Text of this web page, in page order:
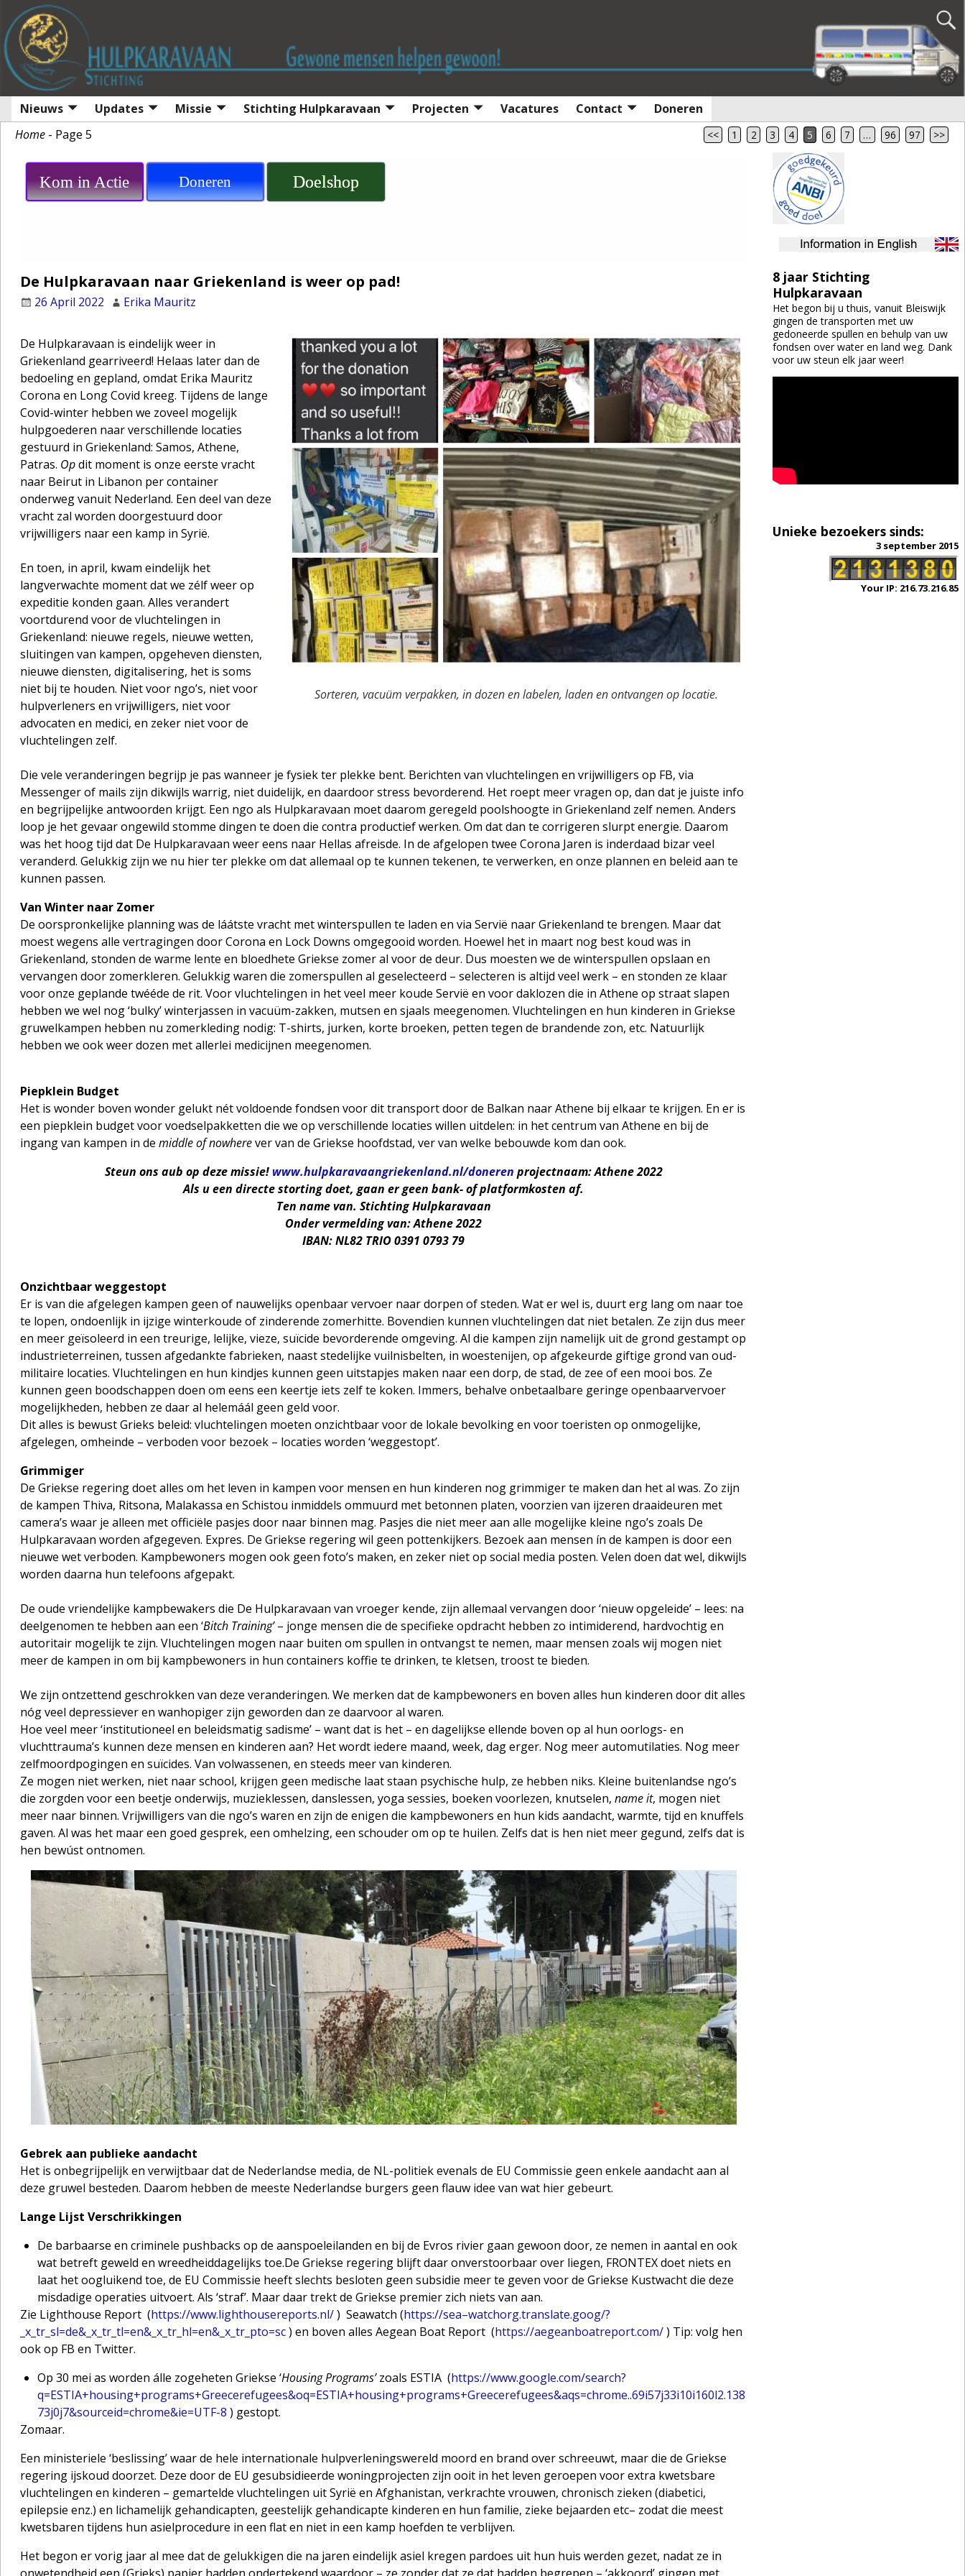
Nieuws Updates Missie Stichting Hulpkaravaan Projecten Vacatures Contact
Doneren
Home - Page 5 << 1 2 3 4 5 6 7 … 96 97 >>
Kom in Actie Doneren Doelshop
De Hulpkaravaan naar Griekenland is weer op pad!
26 April 2022 Erika Mauritz
Sorteren, vacuüm verpakken, in dozenen labelen, laden en ontvangen op locatie.
De Hulpkaravaan is eindelijk weer in
Griekenland gearriveerd! Helaas later dan de
bedoeling en gepland, omdat Erika Mauritz
Corona en Long Covid kreeg. Tijdens de lange
Covid-winter hebben we zoveel mogelijk
hulpgoederen naar verschillende locaties
gestuurd in Griekenland: Samos, Athene,
Patras. Opdit moment is onze eerste vracht
naar Beirut in Libanon per container
onderweg vanuit Nederland. Een deel van deze
vracht zal worden doorgestuurd door
vrijwilligers naar een kamp in Syrië.
En toen, in april, kwam eindelijk het
langverwachte moment dat we zélf weer op
expeditie konden gaan. Alles verandert
voortdurend voor de vluchtelingen in
Griekenland: nieuwe regels, nieuwe wetten,
sluitingen van kampen, opgeheven diensten,
nieuwe diensten, digitalisering, het is soms
niet bij te houden. Niet voor ngo’s, niet voor
hulpverleners en vrijwilligers, niet voor
advocaten en medici, en zeker niet voor de
vluchtelingen zelf.
Die vele veranderingen begrijp je pas wanneer je fysiek ter plekke bent. Berichten van vluchtelingen en vrijwilligers op FB, via
Messenger of mails zijn dikwijls warrig, niet duidelijk, en daardoor stress bevorderend. Het roept meer vragen op, dan dat je juiste info
en begrijpelijke antwoorden krijgt. Een ngo als Hulpkaravaan moet daarom geregeld poolshoogte in Griekenland zelf nemen. Anders
loop je het gevaar ongewild stomme dingen te doen die contra productief werken. Om dat dan te corrigeren slurpt energie. Daarom
was het hoog tijd dat De Hulpkaravaan weer eens naar Hellas afreisde. In de afgelopen twee Corona Jaren is inderdaad bizar veel
veranderd. Gelukkig zijn we nu hier ter plekke om dat allemaal op te kunnen tekenen, te verwerken, en onze plannen en beleid aan te
kunnen passen.
Van Winter naar Zomer
De oorspronkelijke planning was de láátste vracht met winterspullen te laden en via Servië naar Griekenland te brengen. Maar dat
moest wegens alle vertragingen door Corona en Lock Downs omgegooid worden. Hoewel het in maart nog best koud was in
Griekenland, stonden de warme lente en bloedhete Griekse zomer al voor de deur. Dus moesten we de winterspullen opslaan en
vervangen door zomerkleren. Gelukkig waren die zomerspullen al geselecteerd – selecteren is altijd veel werk – en stonden ze klaar
voor onze geplande twééde de rit. Voor vluchtelingen in het veel meer koude Servië en voor daklozen die in Athene op straat slapen
hebben we wel nog ‘bulky’ winterjassen in vacuüm-zakken, mutsen en sjaals meegenomen. Vluchtelingen en hun kinderen in Griekse
gruwelkampen hebben nu zomerkleding nodig: T-shirts, jurken, korte broeken, petten tegen de brandende zon, etc. Natuurlijk
hebben we ook weer dozen met allerlei medicijnen meegenomen.
Piepklein Budget
Het is wonder boven wonder gelukt nét voldoende fondsen voor dit transport door de Balkan naar Athene bij elkaar te krijgen. En er is
een piepklein budget voor voedselpakketten die we op verschillende locaties willen uitdelen: in het centrum van Athene en bij de
ingang van kampen in de middle of nowherever van de Griekse hoofdstad, ver van welke bebouwde kom dan ook.
Steun ons aub op deze missie! www.hulpkaravaangriekenland.nl/doneren projectnaam: Athene 2022
Als u een directe storting doet, gaan er geen bank- of platformkosten af.
Ten name van. Stichting Hulpkaravaan
Onder vermelding van: Athene 2022
IBAN: NL82 TRIO 0391 0793 79
Onzichtbaar weggestopt
Er is van die afgelegen kampen geen of nauwelijks openbaar vervoer naar dorpen of steden. Wat er wel is, duurt erg lang om naar toe
te lopen, ondoenlijk in ijzige winterkoude of zinderende zomerhitte. Bovendien kunnen vluchtelingen dat niet betalen. Ze zijn dus meer
en meer geïsoleerd in een treurige, lelijke, vieze, suïcide bevorderende omgeving. Al die kampen zijn namelijk uit de grond gestampt op
industrieterreinen, tussen afgedankte fabrieken, naast stedelijke vuilnisbelten, in woestenijen, op afgekeurde giftige grond van oud-
militaire locaties. Vluchtelingen en hun kindjes kunnen geen uitstapjes maken naar een dorp, de stad, de zee of een mooi bos. Ze
kunnen geen boodschappen doen om eens een keertje iets zelf te koken. Immers, behalve onbetaalbare geringe openbaarvervoer
mogelijkheden, hebben ze daar al helemáál geen geld voor.
Dit alles is bewust Grieks beleid: vluchtelingen moeten onzichtbaar voor de lokale bevolking en voor toeristen op onmogelijke,
afgelegen, omheinde – verboden voor bezoek – locaties worden ‘weggestopt’.
Grimmiger
De Griekse regering doet alles om het leven in kampen voor mensen en hun kinderen nog grimmiger te maken dan het al was. Zo zijn
de kampen Thiva, Ritsona, Malakassa en Schistou inmiddels ommuurd met betonnen platen, voorzien van ijzeren draaideuren met
camera’s waar je alleen met officiële pasjes door naar binnen mag. Pasjes die niet meer aan alle mogelijke kleine ngo’s zoals De
Hulpkaravaan worden afgegeven. Expres. De Griekse regering wil geen pottenkijkers. Bezoek aan mensen ín de kampen is door een
nieuwe wet verboden. Kampbewoners mogen ook geen foto’s maken, en zeker niet op social media posten. Velen doen dat wel, dikwijls
worden daarna hun telefoons afgepakt.
De oude vriendelijke kampbewakers die De Hulpkaravaan van vroeger kende, zijn allemaal vervangen door ‘nieuw opgeleide’ – lees: na
deelgenomen te hebben aan een ‘Bitch Training’– jonge mensen die de specifieke opdracht hebben zo intimiderend, hardvochtig en
autoritair mogelijk te zijn. Vluchtelingen mogen naar buiten om spullen in ontvangst te nemen, maar mensen zoals wij mogen niet
meer de kampen in om bij kampbewoners in hun containers koffie te drinken, te kletsen, troost te bieden.
We zijn ontzettend geschrokken van deze veranderingen. We merken dat de kampbewoners en boven alles hun kinderen door dit alles
nóg veel depressiever en wanhopiger zijn geworden dan ze daarvoor al waren.
Hoe veel meer ‘institutioneel en beleidsmatig sadisme’ – want dat is het – en dagelijkse ellende boven op al hun oorlogs- en
vluchttrauma’s kunnen deze mensen en kinderen aan? Het wordt iedere maand, week, dag erger. Nog meer automutilaties. Nog meer
zelfmoordpogingen en suïcides. Van volwassenen, en steeds meer van kinderen.
Ze mogen niet werken, niet naar school, krijgen geen medische laat staan psychische hulp, ze hebben niks. Kleine buitenlandse ngo’s
die zorgden voor een beetje onderwijs, muzieklessen, danslessen, yoga sessies, boeken voorlezen, knutselen, name it, mogen niet
meer naar binnen. Vrijwilligers van die ngo’s waren en zijn de enigen die kampbewoners en hun kids aandacht, warmte, tijd en knuffels
gaven. Al was het maar een goed gesprek, een omhelzing, een schouder om op te huilen. Zelfs dat is hen niet meer gegund, zelfs dat is
hen bewúst ontnomen.
Gebrek aan publieke aandacht
Het is onbegrijpelijk en verwijtbaar dat de Nederlandse media, de NL-politiek evenals de EU Commissie geen enkele aandacht aan al
deze gruwel besteden. Daarom hebben de meeste Nederlandse burgers geen flauw idee van wat hier gebeurt.
Lange Lijst Verschrikkingen
De barbaarse en criminele pushbacks op de aanspoeleilanden en bij de Evros rivier gaan gewoon door, ze nemen in aantal en ook
wat betreft geweld en wreedheiddagelijks toe.De Griekse regering blijft daar onverstoorbaar over liegen, FRONTEX doet niets en
laat het oogluikend toe, de EU Commissie heeft slechts besloten geen subsidie meer te geven voor de Griekse Kustwacht die deze
misdadige operaties uitvoert. Als ‘straf’. Maar daar trekt de Griekse premier zich niets van aan.
Zie Lighthouse Report (https://www.lighthousereports.nl/) Seawatch (https://sea–watchorg.translate.goog/?
_x_tr_sl=de&_x_tr_tl=en&_x_tr_hl=en&_x_tr_pto=sc) en boven alles Aegean Boat Report (https://aegeanboatreport.com/) Tip: volg hen
ook op FB en Twitter.
Op 30 mei as worden álle zogeheten Griekse ‘Housing Programs’zoals ESTIA (https://www.google.com/search?
q=ESTIA+housing+programs+Greecerefugees&oq=ESTIA+housing+programs+Greecerefugees&aqs=chrome..69i57j33i10i160l2.138
73j0j7&sourceid=chrome&ie=UTF-8 ) gestopt.
Zomaar.
Een ministeriele ‘beslissing’ waar de hele internationale hulpverleningswereld moord en brand over schreeuwt, maar die de Griekse
regering ijskoud doorzet. Deze door de EU gesubsidieerde woningprojecten zijn ooit in het leven geroepen voor extra kwetsbare
vluchtelingen en kinderen – gemartelde vluchtelingen uit Syrië en Afghanistan, verkrachte vrouwen, chronisch zieken (diabetici,
epilepsie enz.) en lichamelijk gehandicapten, geestelijk gehandicapte kinderen en hun familie, zieke bejaarden etc– zodat die meest
kwetsbaren tijdens hun asielprocedure in een flat en niet in een kamp hoefden te verblijven.
Het begon er vorig jaar al mee dat de gelukkigen die na jaren eindelijk asiel kregen pardoes uit hun huis werden gezet, nadat ze in
8 jaar Stichting
Hulpkaravaan
Het begon bij u thuis, vanuit Bleiswijk
gingen de transporten met uw
gedoneerde spullen en behulp van uw
fondsen over water en land weg. Dank
voor uw steun elk jaar weer!
Unieke bezoekers sinds:
3 september 2015
Your IP: 216.73.216.85